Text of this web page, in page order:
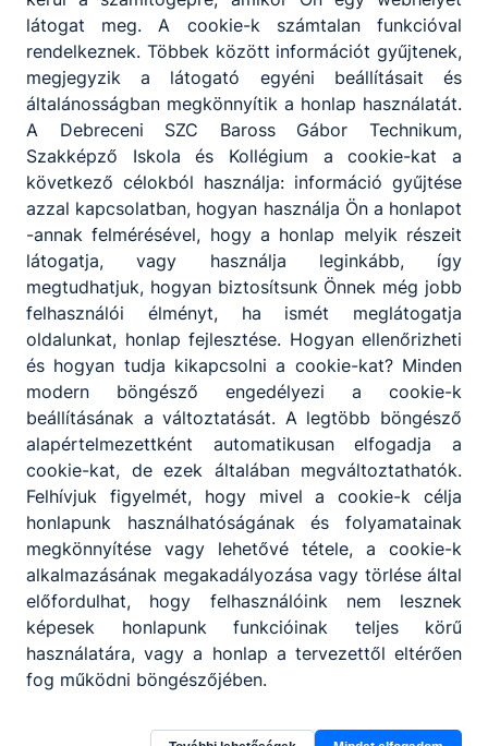
Megosztás
Partnereink
látogat meg. A cookie-k számtalan funkcióval
rendelkeznek. Többek között információt gyűjtenek,
megjegyzik a látogató egyéni beállításait és
általánosságban megkönnyítik a honlap használatát.
A Debreceni SZC Baross Gábor Technikum,
Szakképző Iskola és Kollégium a cookie-kat a
következő célokból használja: információ gyűjtése
azzal kapcsolatban, hogyan használja Ön a honlapot
-annak felmérésével, hogy a honlap melyik részeit
látogatja, vagy használja leginkább, így
megtudhatjuk, hogyan biztosítsunk Önnek még jobb
felhasználói élményt, ha ismét meglátogatja
oldalunkat, honlap fejlesztése. Hogyan ellenőrizheti
és hogyan tudja kikapcsolni a cookie-kat? Minden
modern böngésző engedélyezi a cookie-k
beállításának a változtatását. A legtöbb böngésző
alapértelmezettként automatikusan elfogadja a
cookie-kat, de ezek általában megváltoztathatók.
Felhívjuk figyelmét, hogy mivel a cookie-k célja
honlapunk használhatóságának és folyamatainak
megkönnyítése vagy lehetővé tétele, a cookie-k
alkalmazásának megakadályozása vagy törlése által
előfordulhat, hogy felhasználóink nem lesznek
képesek honlapunk funkcióinak teljes körű
használatára, vagy a honlap a tervezettől eltérően
fog működni böngészőjében.